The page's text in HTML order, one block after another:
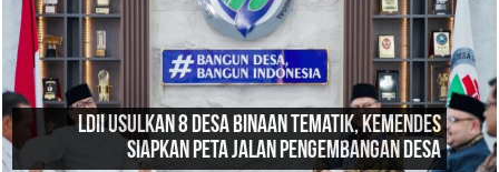
LDII Usulkan 8 Desa Binaan Tematik, Kemendes
Siapkan Peta Jalan Pengembangan Desa